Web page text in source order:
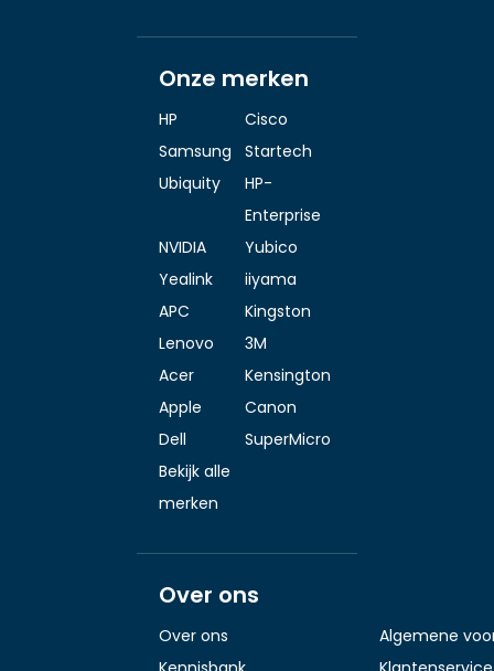
Onze merken
HP
Cisco
Samsung
Startech
Ubiquity
HP-
Enterprise
NVIDIA
Yubico
Yealink
iiyama
APC
Kingston
Lenovo
3M
Acer
Kensington
Apple
Canon
Dell
SuperMicro
Bekijk alle
merken
Over ons
Over ons
Algemene